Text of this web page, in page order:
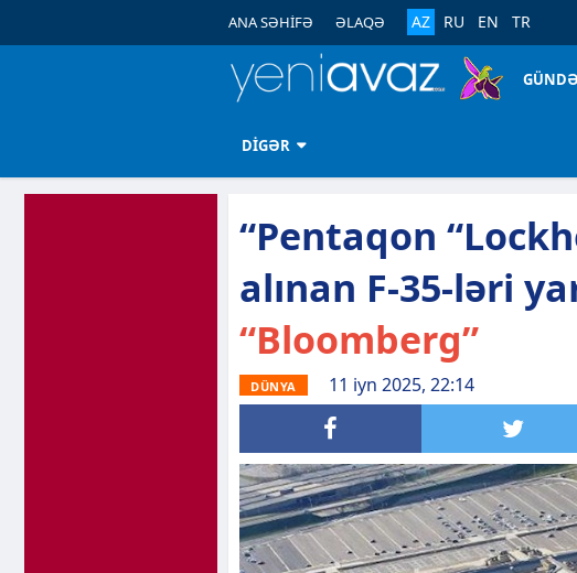
ANA SƏHİFƏ ƏLAQƏ AZ RU EN TR
DİGƏR
“Pentaqon
alınan F-35-ləri
“Bloomberg”
DÜNYA 11 iyn 2025, 22:14